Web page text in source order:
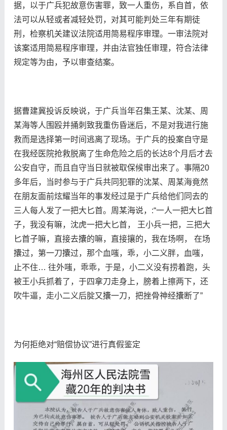
据，以于广兵犯故意伤害罪，致一人重伤，系自首，依
法可以从轻或者减轻处罚，对其可能判处三年有期徒
刑，检察机关建议法院适用简易程序审理。一审法院对
该案适用简易程序审理，并由法官独任审理，符合法律
规定等为由，予以审查结案。
据曹建冀投诉反映说，于广兵当年召集王某、沈某、周
某海等人围殴并捅刺致我重伤昏迷后，不是对我进行施
救而是选择第一时间逃离了现场。于广兵的投案自守是
在我经医院抢救脱离了生命危险之后的长达8个月后才去
公安自守，而且自守当日就被取保候审出来了。事隔20
多年后，当时参与于广兵共同犯罪的沈某、周某海竟然
在朋友面前炫耀当年的事发经过是于广兵给他们同去的
三人每人发了一把大匕首。周某海说，:“一人一把大匕首
子，我没有嘛，沈虎一把大匕首， 王小兵一把，三把大
匕首子嘛，直接去攮的嘛，直接攘的，我在场啊， 在场
攮过，第一刀攮过，那个血嗤，乖，小二义胖，血嗤，
止不住… 往外嗤，乖乖，于是，小二义没有捞着跑，头
被王小兵抓着了，于四拿刀走身上，膀着上擦两下，还
吹牛逼，走小二义后腚又攮一刀，把挫骨神经攮断了”
为何拒绝对“赔偿协议”进行真假鉴定